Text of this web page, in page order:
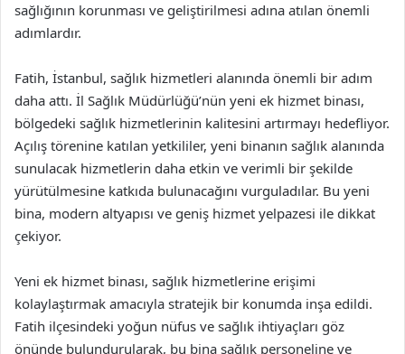
sağlığının korunması ve geliştirilmesi adına atılan önemli
adımlardır.
Fatih, İstanbul, sağlık hizmetleri alanında önemli bir adım
daha attı. İl Sağlık Müdürlüğü’nün yeni ek hizmet binası,
bölgedeki sağlık hizmetlerinin kalitesini artırmayı hedefliyor.
Açılış törenine katılan yetkililer, yeni binanın sağlık alanında
sunulacak hizmetlerin daha etkin ve verimli bir şekilde
yürütülmesine katkıda bulunacağını vurguladılar. Bu yeni
bina, modern altyapısı ve geniş hizmet yelpazesi ile dikkat
çekiyor.
Yeni ek hizmet binası, sağlık hizmetlerine erişimi
kolaylaştırmak amacıyla stratejik bir konumda inşa edildi.
Fatih ilçesindeki yoğun nüfus ve sağlık ihtiyaçları göz
önünde bulundurularak, bu bina sağlık personeline ve